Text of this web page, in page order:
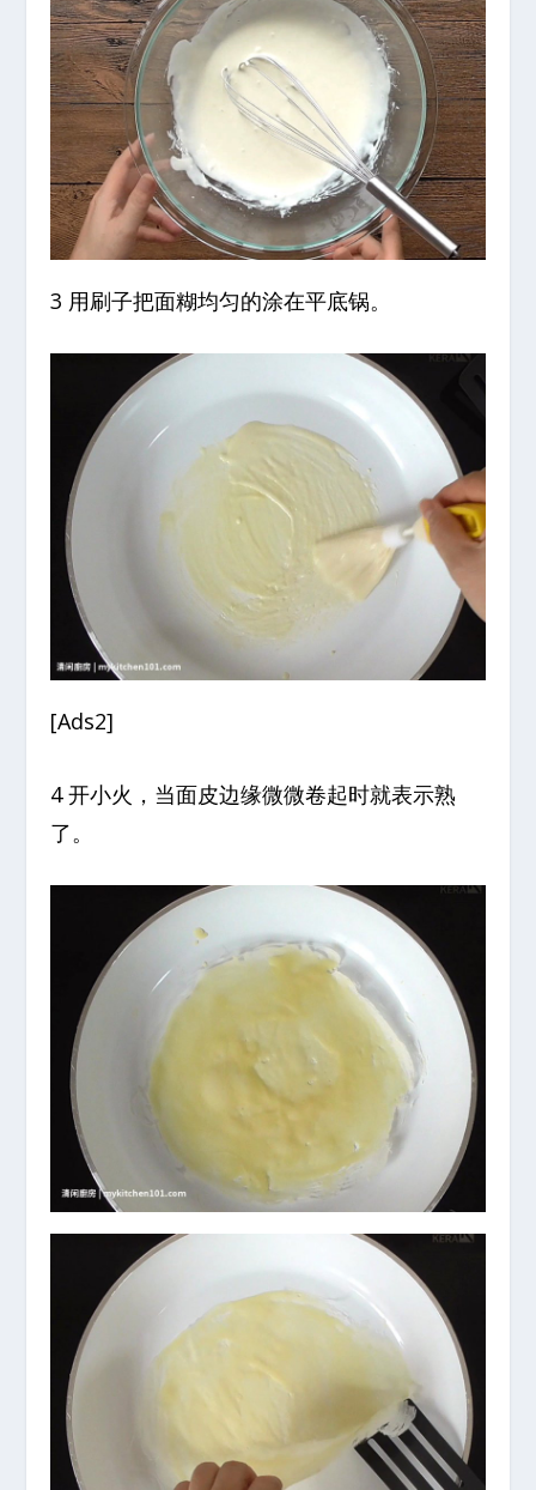
3 用刷子把面糊均匀的涂在平底锅。
[Ads2]
4 开小火，当面皮边缘微微卷起时就表示熟
了。